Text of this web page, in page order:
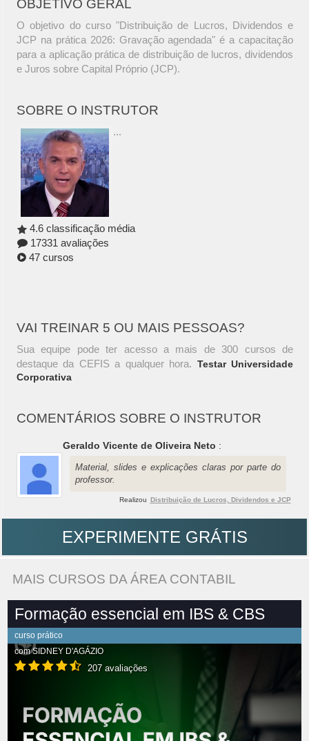
OBJETIVO GERAL
O objetivo do curso "Distribuição de Lucros, Dividendos e
JCP na prática 2026: Gravação agendada" é a capacitação
para a aplicação prática de distribuição de lucros, dividendos
e Juros sobre Capital Próprio (JCP).
SOBRE O INSTRUTOR
...
4.6 classificação média
17331 avaliações
47 cursos
VAI TREINAR 5 OU MAIS PESSOAS?
Sua equipe pode ter acesso a mais de 300 cursos de
destaque da CEFIS a qualquer hora. Testar Universidade
Corporativa
COMENTÁRIOS SOBRE O INSTRUTOR
Geraldo Vicente de Oliveira Neto :
Material, slides e explicações claras por parte do
professor.
Realizou Distribuição de Lucros, Dividendos e JCP
EXPERIMENTE GRÁTIS
MAIS CURSOS DA ÁREA CONTABIL
Formação essencial em IBS & CBS
curso prático
comSIDNEY D'AGÁZIO
207 avaliações